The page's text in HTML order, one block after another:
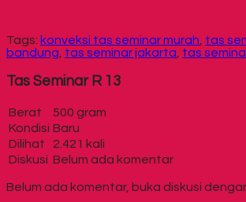
Tags: konveksi tas seminar murah, tas
bandung, tas seminar jakarta, tas
Tas Seminar R 13
Berat
500 gram
Kondisi Baru
Dilihat
2.421 kali
Diskusi Belum ada komentar
Belum ada komentar, buka diskusi